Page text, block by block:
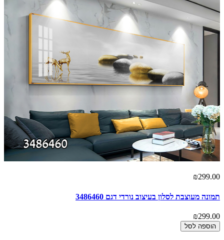
₪299.00
תמונה מעוצבת לסלון בעיצוב נורדי דגם 3486460
₪299.00
הוספה לסל